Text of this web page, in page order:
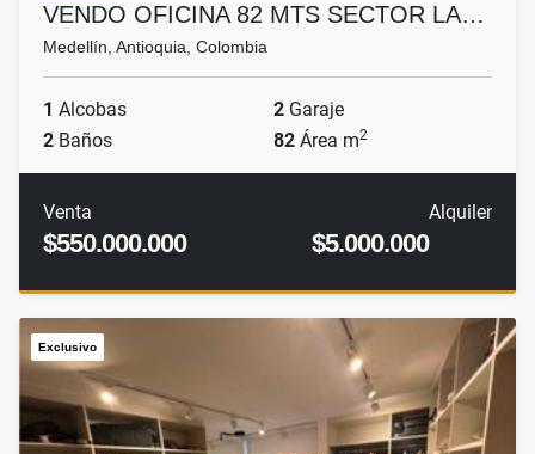
VENDO OFICINA 82 MTS SECTOR LA…
Medellín, Antioquia, Colombia
1 Alcobas 2 Garaje
2 Baños 82 Área m2
Venta
$550.000.000
Alquiler
$5.000.000
Exclusivo